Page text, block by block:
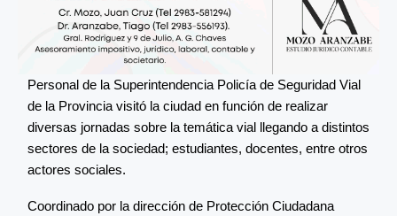
Personal de la Superintendencia Policía de Seguridad Vial
de la Provincia visitó la ciudad en función de realizar
diversas jornadas sobre la temática vial llegando a distintos
sectores de la sociedad; estudiantes, docentes, entre otros
actores sociales.
Coordinado por la dirección de Protección Ciudadana